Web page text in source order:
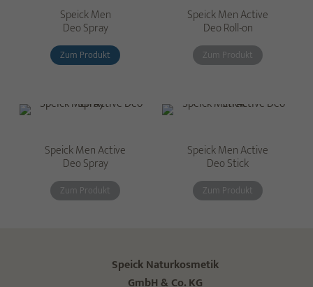
Speick Men
Deo Spray
Zum Produkt
Speick Men Active
Deo Roll-on
Zum Produkt
Speick Men Active
Deo Spray
Zum Produkt
Speick Men Active
Deo Stick
Zum Produkt
Speick Naturkosmetik
GmbH & Co. KG